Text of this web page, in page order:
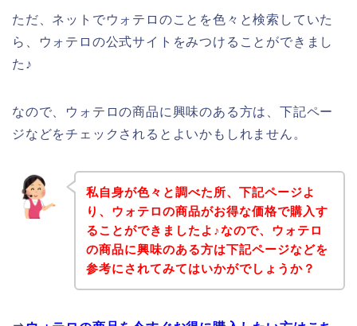
ただ、ネットでウォテロのことを色々と検索していた
ら、ウォテロの公式サイトをみつけることができまし
た♪
なので、ウォテロの商品に興味のある方は、下記ペー
ジなどをチェックされるとよいかもしれません。
私自身が色々と調べた所、下記ページよ
り、ウォテロの商品がお得な価格で購入す
ることができましたよ♪なので、ウォテロ
の商品に興味のある方は下記ページなどを
参考にされてみてはいかがでしょうか？